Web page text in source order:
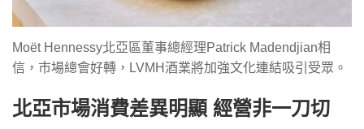
Moët Hennessy北亞區董事總經理Patrick Madendjian相
信，市場總會好轉，LVMH酒業將加強文化連結吸引受眾。
北亞市場消費差異明顯 經營非一刀切